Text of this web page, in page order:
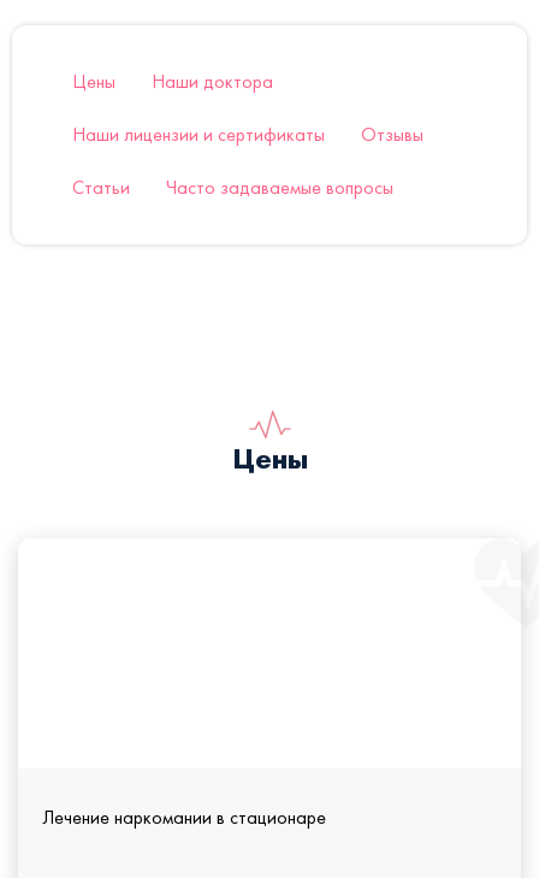
Цены Наши доктора
Наши лицензии и сертификаты Отзывы
Статьи Часто задаваемые вопросы
Цены
Лечение наркомании в стационаре